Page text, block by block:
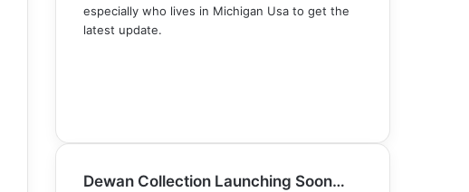
especially who lives in Michigan Usa to get the
latest update.
Dewan Collection Launching Soon…